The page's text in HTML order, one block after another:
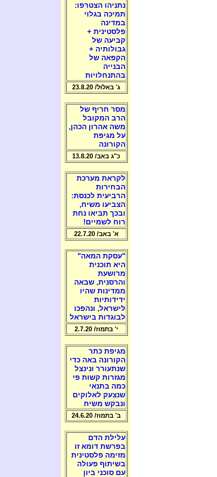
נתניהו הצטרפו:
תמיכה בגלוי
במדינה
פלסטינית +
קביעה של
גבולותיה +
הקפאה של
הבנייה
בהתנחלויות
ג' באלול/ 23.8.20
מסר חריף של
הרב המקובל
משה אהרון הכהן,
על מגיפת
הקורונה
כ"ג באב/ 13.8.20
לקראת מערכת
הבחירות
הרביעית לכנסת:
הצביעו משיח,
ובכך תביאו נחת
רוח לשמיים!
א' באב/ 22.7.20
"עסקת המאה"
היא תוכנית
מרושעת
והרסנית, שבאה
ממדינות שהיו
ידידותיות
לישראל, ונהפכו
לבוגדות בישראל
י' בתמוז/ 2.7.20
מגיפת כתר
הקורונה באה כדי
שנתעורר ונינצל
מגזרות קשות פי
כמה בתנאי
שנצעק לאלוקים
ונבקש משיח
ב' בתמוז/ 24.6.20
עלילת הדם
בפרשת דומא זו
מזימה פלסטינית
בשיתוף פעולה
עם סוכני ביון